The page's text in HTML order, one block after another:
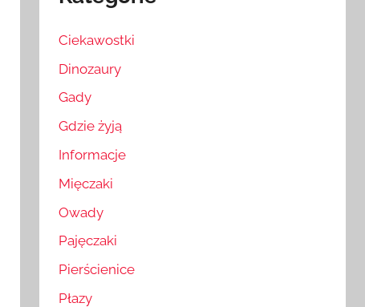
Ciekawostki
Dinozaury
Gady
Gdzie żyją
Informacje
Mięczaki
Owady
Pajęczaki
Pierścienice
Płazy